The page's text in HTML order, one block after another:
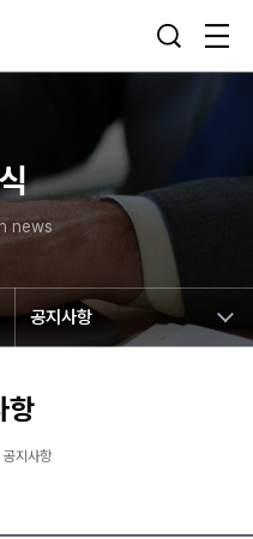
news
공지사항
항
공지사항